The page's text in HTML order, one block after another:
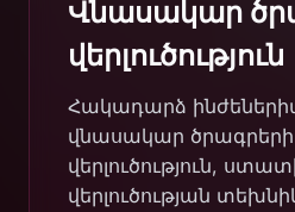
Վնասակար
վերլուծություն
Հակադարձ
վնասակար
վերլուծություն,
վերլուծության